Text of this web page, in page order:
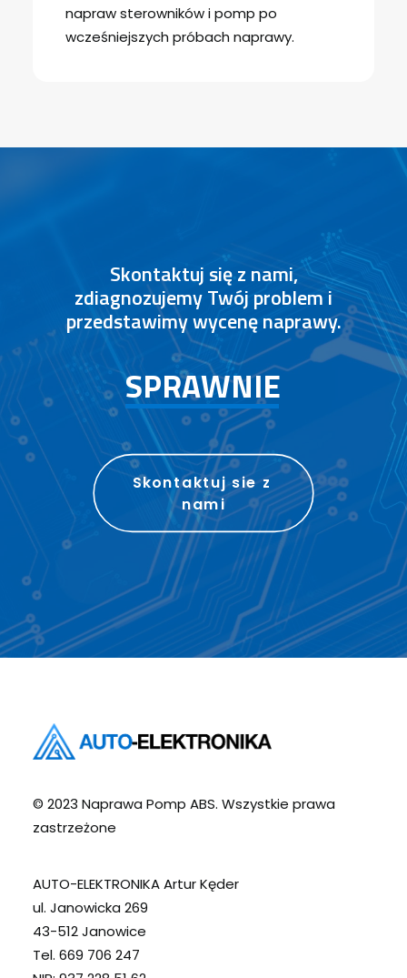
napraw sterowników i pomp po
wcześniejszych próbach naprawy.
Skontaktuj się z nami,
zdiagnozujemy Twój problem i
przedstawimy wycenę naprawy.
SPRAWNIE
Skontaktuj sie z
nami
© 2023 Naprawa Pomp ABS. Wszystkie prawa
zastrzeżone
AUTO-ELEKTRONIKA Artur Kęder
ul. Janowicka 269
43-512 Janowice
Tel. 669 706 247